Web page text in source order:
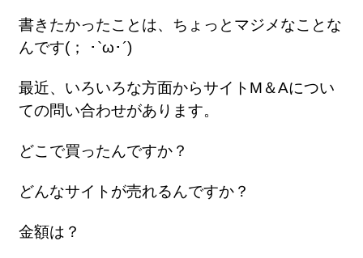
書きたかったことは、ちょっとマジメなことな
んです(； ･`ω･´)
最近、いろいろな方面からサイトM＆Aについ
ての問い合わせがあります。
どこで買ったんですか？
どんなサイトが売れるんですか？
金額は？